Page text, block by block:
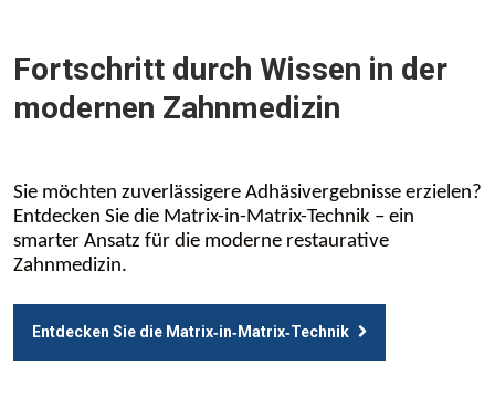
Fortschritt durch Wissen in der
modernen Zahnmedizin
Sie möchten zuverlässigere Adhäsivergebnisse erzielen?
Entdecken Sie die Matrix-in-Matrix-Technik – ein
smarter Ansatz für die moderne restaurative
Zahnmedizin.
Entdecken Sie die Matrix‑in‑Matrix‑Technik